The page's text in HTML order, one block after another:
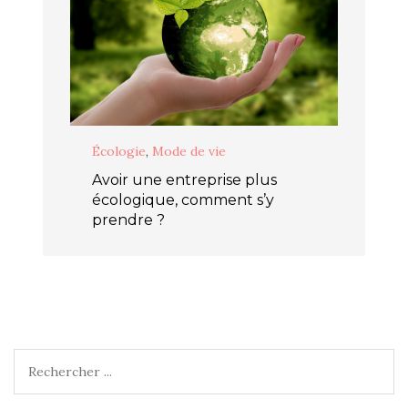
Écologie, Mode de vie
Avoir une entreprise plus
écologique, comment s’y
prendre ?